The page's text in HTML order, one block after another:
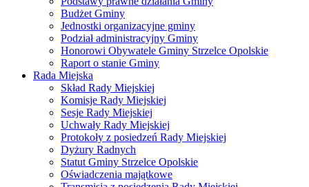
Budżet Gminy
Jednostki organizacyjne gminy
Podział administracyjny Gminy
Honorowi Obywatele Gminy Strzelce Opolskie
Raport o stanie Gminy
Rada Miejska
Skład Rady Miejskiej
Komisje Rady Miejskiej
Sesje Rady Miejskiej
Uchwały Rady Miejskiej
Protokoły z posiedzeń Rady Miejskiej
Dyżury Radnych
Statut Gminy Strzelce Opolskie
Oświadczenia majątkowe